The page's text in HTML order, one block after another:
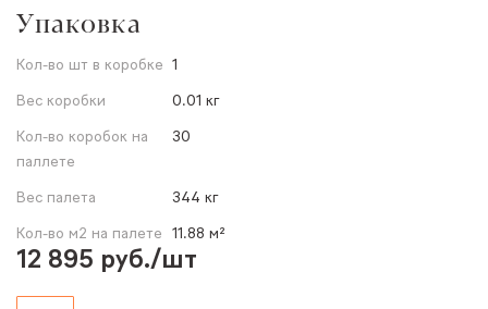
Упаковка
Кол-во шт в коробке 1
Вес коробки
0.01 кг
Кол-во коробок на
паллете
30
Вес палета
344 кг
Кол-во м2 на палете 11.88 м²
12 895 руб./шт